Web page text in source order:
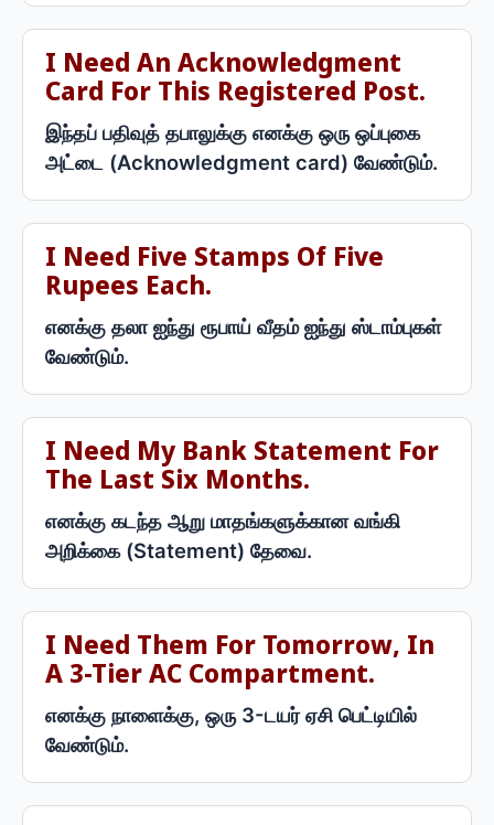
I Need An Acknowledgment
Card For This Registered Post.
இந்தப் பதிவுத் தபாலுக்கு எனக்கு ஒரு ஒப்புகை
அட்டை (Acknowledgment card) வேண்டும்.
I Need Five Stamps Of Five
Rupees Each.
எனக்கு தலா ஐந்து ரூபாய் வீதம் ஐந்து ஸ்டாம்புகள்
வேண்டும்.
I Need My Bank Statement For
The Last Six Months.
எனக்கு கடந்த ஆறு மாதங்களுக்கான வங்கி
அறிக்கை (Statement) தேவை.
I Need Them For Tomorrow, In
A 3-Tier AC Compartment.
எனக்கு நாளைக்கு, ஒரு 3-டயர் ஏசி பெட்டியில்
வேண்டும்.